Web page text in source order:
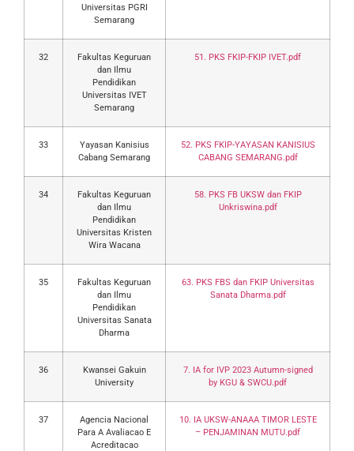
Universitas PGRI
Semarang
32
Fakultas Keguruan
dan Ilmu
Pendidikan
Universitas IVET
Semarang
51. PKS FKIP-FKIP IVET.pdf
33
Yayasan Kanisius
Cabang Semarang
52. PKS FKIP-YAYASAN KANISIUS
CABANG SEMARANG.pdf
34
Fakultas Keguruan
dan Ilmu
Pendidikan
Universitas Kristen
Wira Wacana
58. PKS FB UKSW dan FKIP
Unkriswina.pdf
35
Fakultas Keguruan
dan Ilmu
Pendidikan
Universitas Sanata
Dharma
63. PKS FBS dan FKIP Universitas
Sanata Dharma.pdf
36
Kwansei Gakuin
University
7. IA for IVP 2023 Autumn-signed
by KGU & SWCU.pdf
37
Agencia Nacional
Para A Avaliacao E
Acreditacao
10. IA UKSW-ANAAA TIMOR LESTE
– PENJAMINAN MUTU.pdf